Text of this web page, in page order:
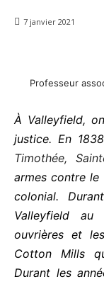
7 janvier 2021
Professeur
À Valleyfield,
justice. En
Timothée,
armes contre le
colonial.
Valleyfield au
ouvrières et
Cotton Mills
Durant les